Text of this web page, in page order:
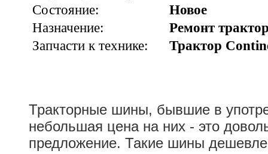
Состояние:
Новое
Назначение:
Ремонт
Запчасти к технике:
Трактор
Тракторные шины, бывшие в
небольшая цена на них - это
предложение. Такие шины